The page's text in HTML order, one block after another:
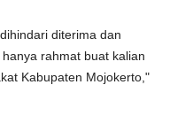
diterima dan
rahmat buat kalian
Kabupaten Mojokerto,"